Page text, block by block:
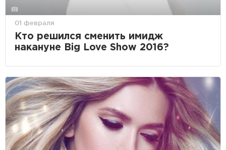
01 февраля
Кто решился сменить имидж
накануне Big Love Show 2016?